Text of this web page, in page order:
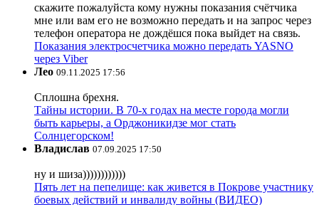
скажите пожалуйста кому нужны показания счётчика
мне или вам его не возможно передать и на запрос через
телефон оператора не дождёшся пока выйдет на связь.
Показания электросчетчика можно передать YASNO
через Viber
Лео 09.11.2025 17:56
Сплошна брехня.
Тайны истории. В 70-х годах на месте города могли
быть карьеры, а Орджоникидзе мог стать
Солнцегорском!
Владислав 07.09.2025 17:50
ну и шиза))))))))))))
Пять лет на пепелище: как живется в Покрове участнику
боевых действий и инвалиду войны (ВИДЕО)